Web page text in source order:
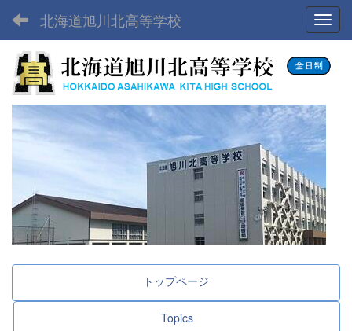
北海道旭川北高等学校
トップページ
Topics